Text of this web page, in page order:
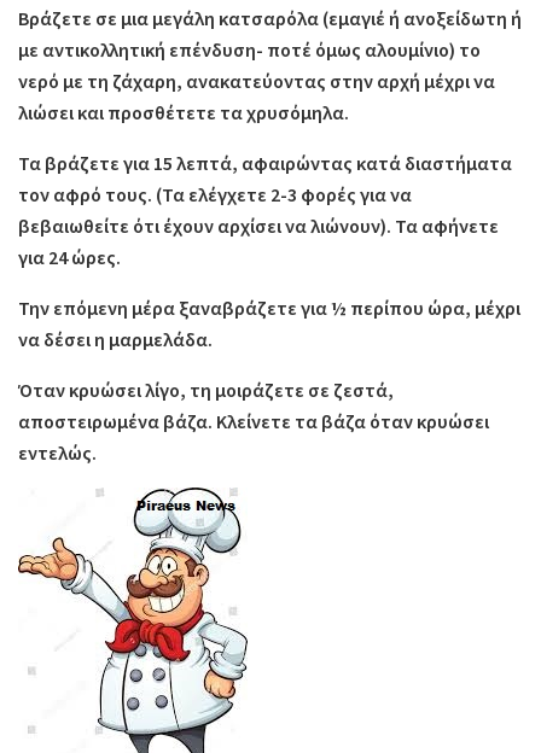
Βράζετε σε μια μεγάλη κατσαρόλα (εμαγιέ ή ανοξείδωτη ή
με αντικολλητική επένδυση- ποτέ όμως αλουμίνιο) το
νερό με τη ζάχαρη, ανακατεύοντας στην αρχή μέχρι να
λιώσει και προσθέτετε τα χρυσόμηλα.
Τα βράζετε για 15 λεπτά, αφαιρώντας κατά διαστήματα
τον αφρό τους. (Τα ελέγχετε 2-3 φορές για να
βεβαιωθείτε ότι έχουν αρχίσει να λιώνουν). Τα αφήνετε
για 24 ώρες.
Την επόμενη μέρα ξαναβράζετε για ½ περίπου ώρα, μέχρι
να δέσει η μαρμελάδα.
Όταν κρυώσει λίγο, τη μοιράζετε σε ζεστά,
αποστειρωμένα βάζα. Κλείνετε τα βάζα όταν κρυώσει
εντελώς.